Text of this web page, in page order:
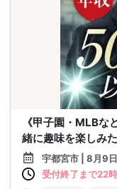
《甲子園・MLB
緒に趣味を楽しみ
宇都宮市 | 8月9
受付終了まで22